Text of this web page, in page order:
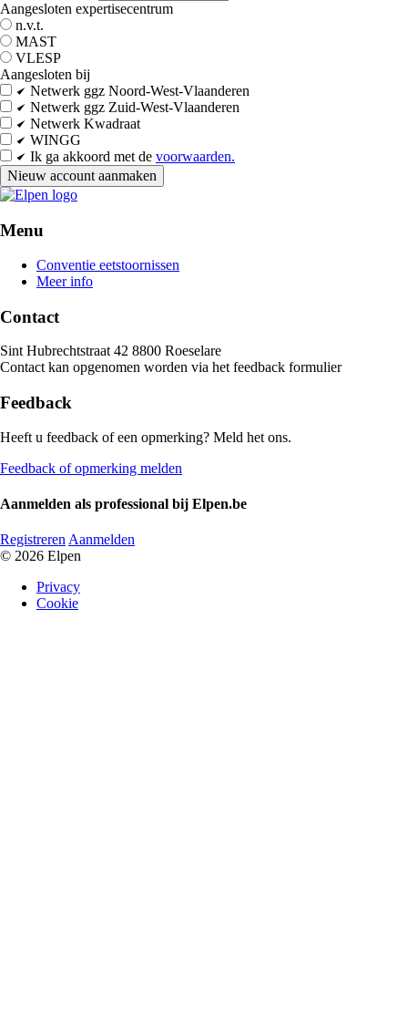
Aangesloten expertisecentrum
n.v.t.
MAST
VLESP
Aangesloten bij
Netwerk ggz Noord-West-Vlaanderen
Netwerk ggz Zuid-West-Vlaanderen
Netwerk Kwadraat
WINGG
Ik ga akkoord met de voorwaarden.
Menu
Conventie eetstoornissen
Meer info
Contact
Sint Hubrechtstraat 42 8800 Roeselare
Contact kan opgenomen worden via het feedback formulier
Feedback
Heeft u feedback of een opmerking? Meld het ons.
Feedback of opmerking melden
Aanmelden als professional bij Elpen.be
Registreren Aanmelden
© 2026 Elpen
Policy
Privacy
Cookie